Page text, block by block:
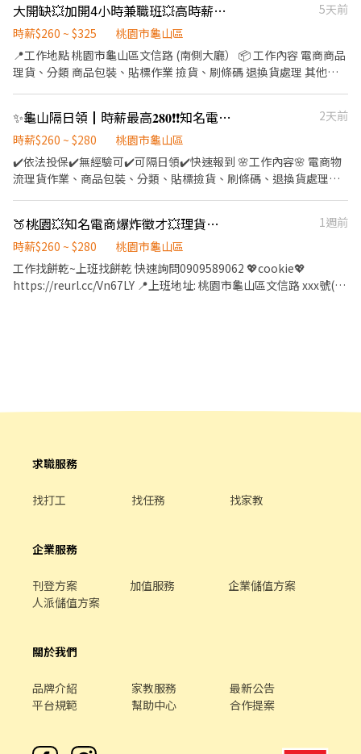
➡️ 時薪 $260/H 夜12班：00:00-08:00 (7.5H) ➡️ 時薪 $260/H 🔸工作
內容： 網購包裹理貨、分貨 ————————————————— 🔹上班
時段： 早9班：09:00-18:00 (8H) ➡️ 時薪 $230/H 午班：13:00-
20:00 (6.5H) ➡️ 時薪 $230/H 夜9班：21:00-06:00 (8H) ➡️ 時薪
❤️https://lin.ee/qWIQal0 明熙-Molly茉莉(𝑳𝒊𝒏𝒆 🆔：@796hjnnn)
大開缺💥加開4小時兼職班💥高時薪260-280｜龜山電商物流理貨員｜立即卡位
5天前
時薪$260 ~ $325
桃園市龜山區
📍工作地點 桃園市龜山區文信路 (南側大廳） 📦 工作內容 電商商品
理貨、分類 商品包裝、貼標作業 撿貨、刷條碼 退換貨處理 其他倉
薪資待遇 早班時薪最高260元 196+64(津貼) 夜班時薪最高280元
196+64+20(津貼) 加班費依勞動基準法規定計算 🏖️ 休假制度 排休
制 🍱 福利設施 提供冰箱、微波爐 可自備餐點或團體訂餐 📅 報到時
間 每週一、二、四 上午8:00 🔥 電商物流穩定缺額中 🔥 長期工作、
速了解：https://lin.ee/7OTtCyb 📞連絡電話 : 0906603866 加入後
留下姓名 / 電話 / 截圖職缺唷!
✨龜山隔日領┃時薪最高𝟐𝟖𝟎❗❗知名電商理貨員💗有兼職時段🌞快速報到🏅
2天前
時薪$260 ~ $280
桃園市龜山區
✔️依法投保✔️無經驗可✔️可隔日領✔️快速報到 🌸工作內容🌸 電商物
流理貨作業、商品包裝、分類、貼標撿貨、刷條碼、退換貨處理其
班時薪$280元 🌸休假制度🌸 排休制 🌸上班地點🌸 桃園市龜山區 文
信路 ▁▁▁▁▁▁▁▁▁▁▁▁▁▁▁▁▁▁▁ 🚨預約面試♡快速
安排👉https://lin.ee/OUI2Tm1 ♡截圖職缺文♡私訊留下 ⌜姓名✚
電話✚地區⌟♡ 📞諮詢電話：0908-925-796📲𝐊𝐞𝐥𝐥𝐲📞 ▸電話未接請
加𝐋𝐈𝐍𝐄並留言，訊息必回覆◂ ⭕️免費諮詢⭕️安心上工┃❌求職免收
🍑桃園💥知名電商爆炸徵才💥理貨📦包裝員
1週前
時薪$260 ~ $280
桃園市龜山區
工作找餅乾~上班找餅乾 快速詢問0909589062 💖cookie💖
https://reurl.cc/Vn67LY 📍上班地址: 桃園市龜山區文信路 xxx號(南
全名+電話+職缺截圖+留言找餅乾~ 餅乾馬上回覆泥💖
求職服務
找打工 找任務 找家教
企業服務
刊登方案 加值服務
企業儲值方案
人派儲值方案
關於我們
品牌介紹 家教服務
最新公告
平台規範
幫助中心 合作提案